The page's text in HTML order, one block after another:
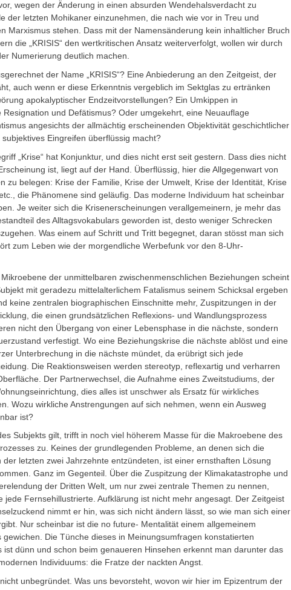
wegen der Änderung in einen absurden Wendehalsverdacht zu
der letzten Mohikaner einzunehmen, die nach wie vor in Treu und
Marxismus stehen. Dass mit der Namensänderung kein inhaltlicher Bruch
die „KRISIS“ den wertkritischen Ansatz weiterverfolgt, wollen wir durch
Numerierung deutlich machen.
der Name „KRISIS“? Eine Anbiederung an den Zeitgeist, der
auch wenn er diese Erkenntnis vergeblich im Sektglas zu ertränken
apokalyptischer Endzeitvorstellungen? Ein Umkippen in
Resignation und Defätismus? Oder umgekehrt, eine Neuauflage
angesichts der allmächtig erscheinenden Objektivität geschichtlicher
Eingreifen überflüssig macht?
„Krise“ hat Konjunktur, und dies nicht erst seit gestern. Dass dies nicht
ist, liegt auf der Hand. Überflüssig, hier die Allgegenwart von
zu belegen: Krise der Familie, Krise der Umwelt, Krise der Identität, Krise
die Phänomene sind geläufig. Das moderne Individuum hat scheinbar
Je weiter sich die Krisenerscheinungen verallgemeinern, je mehr das
des Alltagsvokabulars geworden ist, desto weniger Schrecken
Was einem auf Schritt und Tritt begegnet, daran stösst man sich
zum Leben wie der morgendliche Werbefunk vor den 8-Uhr-
der unmittelbaren zwischenmenschlichen Beziehungen scheint
mit geradezu mittelalterlichem Fatalismus seinem Schicksal ergeben
keine zentralen biographischen Einschnitte mehr, Zuspitzungen in der
die einen grundsätzlichen Reflexions- und Wandlungsprozess
nicht den Übergang von einer Lebensphase in die nächste, sondern
verfestigt. Wo eine Beziehungskrise die nächste ablöst und eine
Unterbrechung in die nächste mündet, da erübrigt sich jede
Die Reaktionsweisen werden stereotyp, reflexartig und verharren
Der Partnerwechsel, die Aufnahme eines Zweitstudiums, der
dies alles ist unschwer als Ersatz für wirkliches
Wozu wirkliche Anstrengungen auf sich nehmen, wenn ein Ausweg
ist?
Subjekts gilt, trifft in noch viel höherem Masse für die Makroebene des
zu. Keines der grundlegenden Probleme, an denen sich die
der letzten zwei Jahrzehnte entzündeten, ist einer ernsthaften Lösung
Ganz im Gegenteil. Über die Zuspitzung der Klimakatastrophe und
der Dritten Welt, um nur zwei zentrale Themen zu nennen,
jede Fernsehillustrierte. Aufklärung ist nicht mehr angesagt. Der Zeitgeist
nimmt er hin, was sich nicht ändern lässt, so wie man sich einer
Nur scheinbar ist die no future- Mentalität einem allgemeinem
gewichen. Die Tünche dieses in Meinungsumfragen konstatierten
ist dünn und schon beim genaueren Hinsehen erkennt man darunter das
Individuums: die Fratze der nackten Angst.
unbegründet. Was uns bevorsteht, wovon wir hier im Epizentrum der